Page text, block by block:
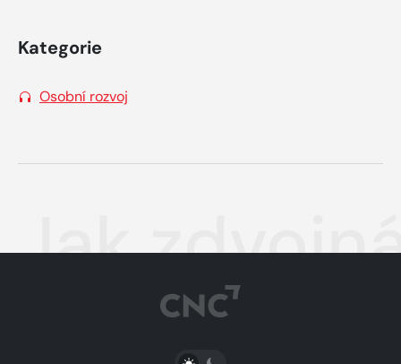
Kategorie
Osobní rozvoj
Jak
PŘEPNOUT SVĚTLÝ/TMAVÝ REŽIM